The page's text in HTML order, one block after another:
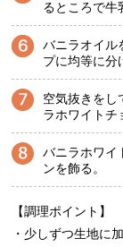
るところで牛
バニラオイル
プに均等に分
空気抜きをし
ラホワイトチ
バニラホワイ
ンを飾る。
【調理ポイント】
・少しずつ生地に